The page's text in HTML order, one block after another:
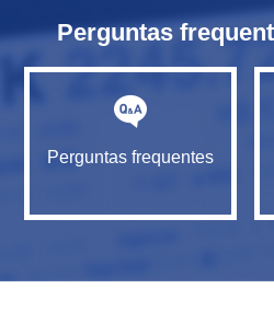
Perguntas
Perguntas frequentes